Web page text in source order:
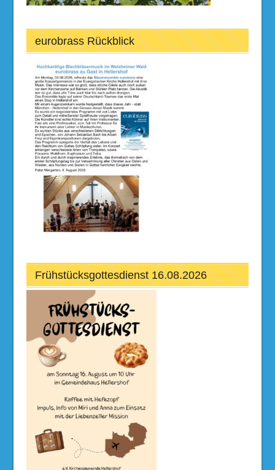
eurobrass Rückblick
Frühstücksgottesdienst 16.08.2026